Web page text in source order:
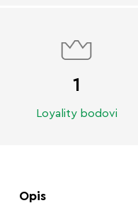
1
Loyality bodovi
Opis